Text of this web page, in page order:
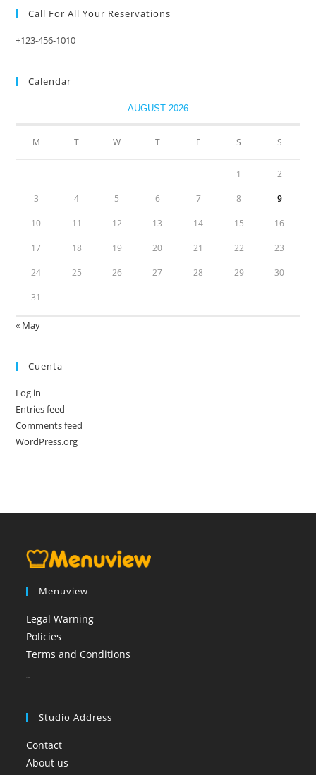
Call For All Your​ Reservations
+123-456-1010
Calendar
AUGUST 2026
M T W T F S S
1 2
3 4 5 6 7 8 9
10 11 12 13 14 15 16
17 18 19 20 21 22 23
24 25 26 27 28 29 30
31
« May
Cuenta
Log in
Entries feed
Comments feed
WordPress.org
Menuview
Legal Warning
Policies
Terms and Conditions
Studio Address
Contact
About us